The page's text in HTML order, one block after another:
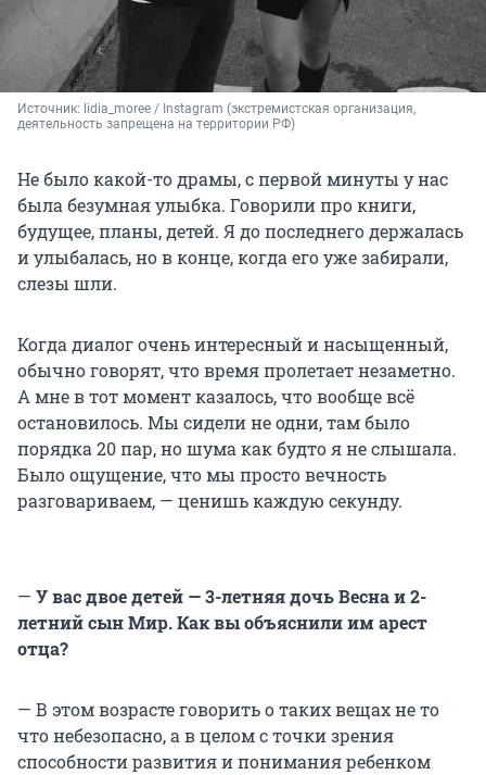
Источник: lidia_moree / Instagram (экстремистская организация,
деятельность запрещена на территории РФ)
Не было какой-то драмы, с первой минуты у нас
была безумная улыбка. Говорили про книги,
будущее, планы, детей. Я до последнего держалась
и улыбалась, но в конце, когда его уже забирали,
слезы шли.
Когда диалог очень интересный и насыщенный,
обычно говорят, что время пролетает незаметно.
А мне в тот момент казалось, что вообще всё
остановилось. Мы сидели не одни, там было
порядка 20 пар, но шума как будто я не слышала.
Было ощущение, что мы просто вечность
разговариваем, — ценишь каждую секунду.
— У вас двое детей — 3-летняя дочь Весна и 2-
летний сын Мир. Как вы объяснили им арест
отца?
— В этом возрасте говорить о таких вещах не то
что небезопасно, а в целом с точки зрения
способности развития и понимания ребенком